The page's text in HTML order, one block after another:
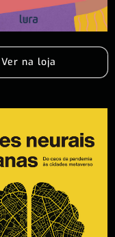
Ver na loja